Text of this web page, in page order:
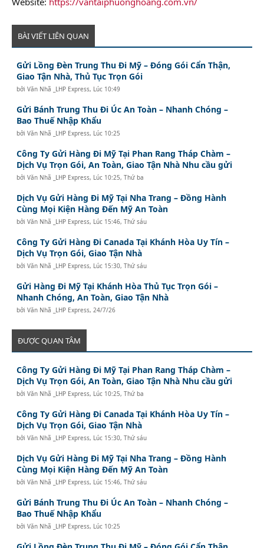
BÀI VIẾT LIÊN QUAN
Gửi Lồng Đèn Trung Thu Đi Mỹ – Đóng Gói Cẩn Thận,
Giao Tận Nhà, Thủ Tục Trọn Gói
bởiVăn Nhã _LHP Express, Lúc 10:49
Gửi Bánh Trung Thu Đi Úc An Toàn – Nhanh Chóng –
Bao Thuế Nhập Khẩu
bởiVăn Nhã _LHP Express, Lúc 10:25
Công Ty Gửi Hàng Đi Mỹ Tại Phan Rang Tháp Chàm –
Dịch Vụ Trọn Gói, An Toàn, Giao Tận Nhà Nhu cầu gửi
bởiVăn Nhã _LHP Express, Lúc 10:25, Thứ ba
Dịch Vụ Gửi Hàng Đi Mỹ Tại Nha Trang – Đồng Hành
Cùng Mọi Kiện Hàng Đến Mỹ An Toàn
bởiVăn Nhã _LHP Express, Lúc 15:46, Thứ sáu
Công Ty Gửi Hàng Đi Canada Tại Khánh Hòa Uy Tín –
Dịch Vụ Trọn Gói, Giao Tận Nhà
bởiVăn Nhã _LHP Express, Lúc 15:30, Thứ sáu
Gửi Hàng Đi Mỹ Tại Khánh Hòa Thủ Tục Trọn Gói –
Nhanh Chóng, An Toàn, Giao Tận Nhà
bởiVăn Nhã _LHP Express, 24/7/26
ĐƯỢC QUAN TÂM
Công Ty Gửi Hàng Đi Mỹ Tại Phan Rang Tháp Chàm –
Dịch Vụ Trọn Gói, An Toàn, Giao Tận Nhà Nhu cầu gửi
bởiVăn Nhã _LHP Express, Lúc 10:25, Thứ ba
Công Ty Gửi Hàng Đi Canada Tại Khánh Hòa Uy Tín –
Dịch Vụ Trọn Gói, Giao Tận Nhà
bởiVăn Nhã _LHP Express, Lúc 15:30, Thứ sáu
Dịch Vụ Gửi Hàng Đi Mỹ Tại Nha Trang – Đồng Hành
Cùng Mọi Kiện Hàng Đến Mỹ An Toàn
bởiVăn Nhã _LHP Express, Lúc 15:46, Thứ sáu
Gửi Bánh Trung Thu Đi Úc An Toàn – Nhanh Chóng –
Bao Thuế Nhập Khẩu
bởiVăn Nhã _LHP Express, Lúc 10:25